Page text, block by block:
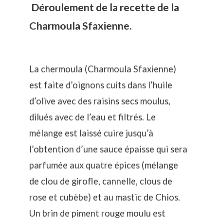
Déroulement de la recette de la
Charmoula Sfaxienne.
La chermoula (Charmoula Sfaxienne)
est faite d’oignons cuits dans l’huile
d’olive avec des raisins secs moulus,
dilués avec de l’eau et filtrés. Le
mélange est laissé cuire jusqu’à
l’obtention d’une sauce épaisse qui sera
parfumée aux quatre épices (mélange
de clou de girofle, cannelle, clous de
rose et cubèbe) et au mastic de Chios.
Un brin de piment rouge moulu est